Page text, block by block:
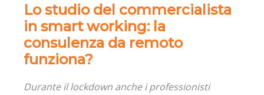
Lo studio del commercialista
in smart working: la
consulenza da remoto
funziona?
Durante il lockdown anche i professionisti